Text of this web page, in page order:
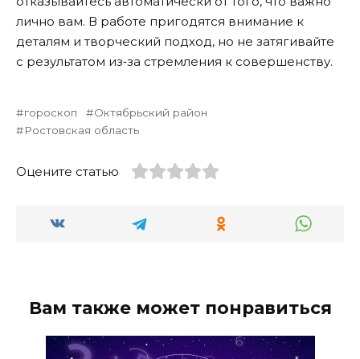
лично вам. В работе пригодятся внимание к
деталям и творческий подход, но не затягивайте
с результатом из‑за стремления к совершенству.
гороскоп
Октябрьский район
Ростовская область
Оцените статью
Вам также может понравиться